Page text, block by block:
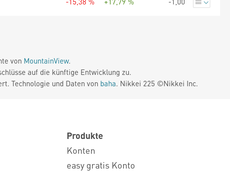
von MountainView.
auf die künftige Entwicklung zu.
Technologie und Daten von baha. Nikkei 225 ©Nikkei Inc.
Produkte
Konten
easy gratis Konto